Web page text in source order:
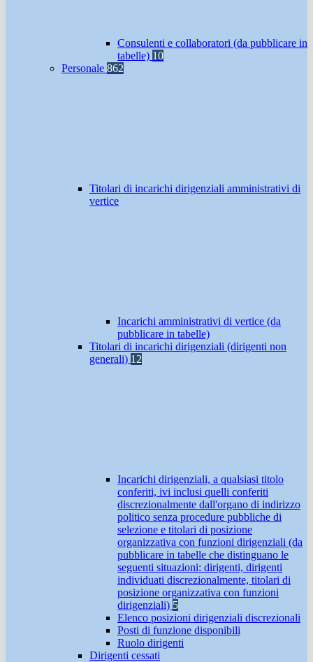
Consulenti e collaboratori (da pubblicare in
tabelle) 10
Personale 862
Titolari di incarichi dirigenziali amministrativi di
vertice
Incarichi amministrativi di vertice (da
pubblicare in tabelle)
Titolari di incarichi dirigenziali (dirigenti non
generali) 12
Incarichi dirigenziali, a qualsiasi titolo
conferiti, ivi inclusi quelli conferiti
discrezionalmente dall'organo di indirizzo
politico senza procedure pubbliche di
selezione e titolari di posizione
organizzativa con funzioni dirigenziali (da
pubblicare in tabelle che distinguano le
seguenti situazioni: dirigenti, dirigenti
individuati discrezionalmente, titolari di
posizione organizzativa con funzioni
dirigenziali) 5
Elenco posizioni dirigenziali discrezionali
Posti di funzione disponibili
Ruolo dirigenti
Dirigenti cessati